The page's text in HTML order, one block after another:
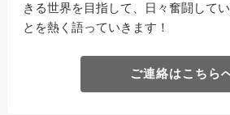
きる世界を目指して、日々奮闘して
とを熱く語っていきます！
ご連絡はこちら